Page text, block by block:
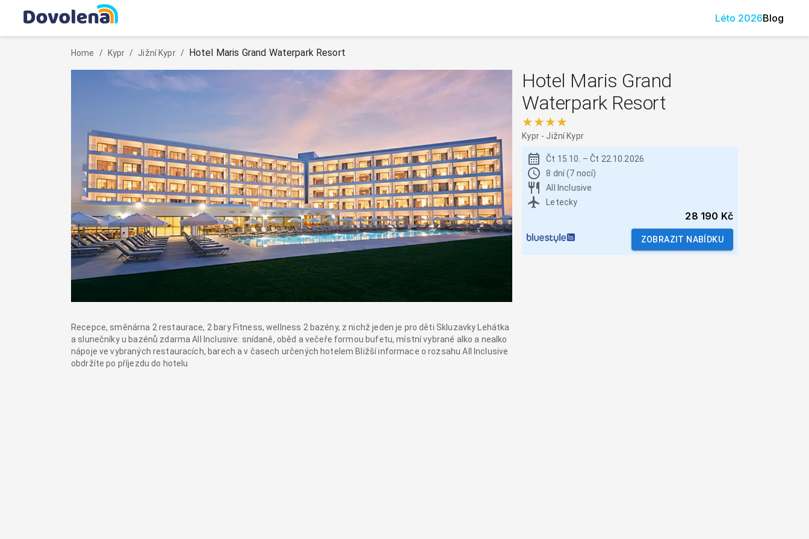
Léto 2026Blog
Home / Kypr / Jižní Kypr / Hotel Maris Grand Waterpark Resort
Recepce, směnárna 2 restaurace, 2 bary Fitness, wellness 2 bazény, z nichž jeden je pro děti Skluzavky Lehátka
a slunečníky u bazénů zdarma All Inclusive: snídaně, oběd a večeře formou bufetu, místní vybrané alko a nealko
nápoje ve vybraných restauracích, barech a v časech určených hotelem Bližší informace o rozsahu All Inclusive
obdržíte po příjezdu do hotelu
Hotel Maris Grand
Waterpark Resort
★★★★
Kypr- Jižní Kypr
Čt 15.10. –Čt 22.10.2026
8 dní (7 nocí)
All Inclusive
Letecky
28 190 Kč
ZOBRAZIT NABÍDKU